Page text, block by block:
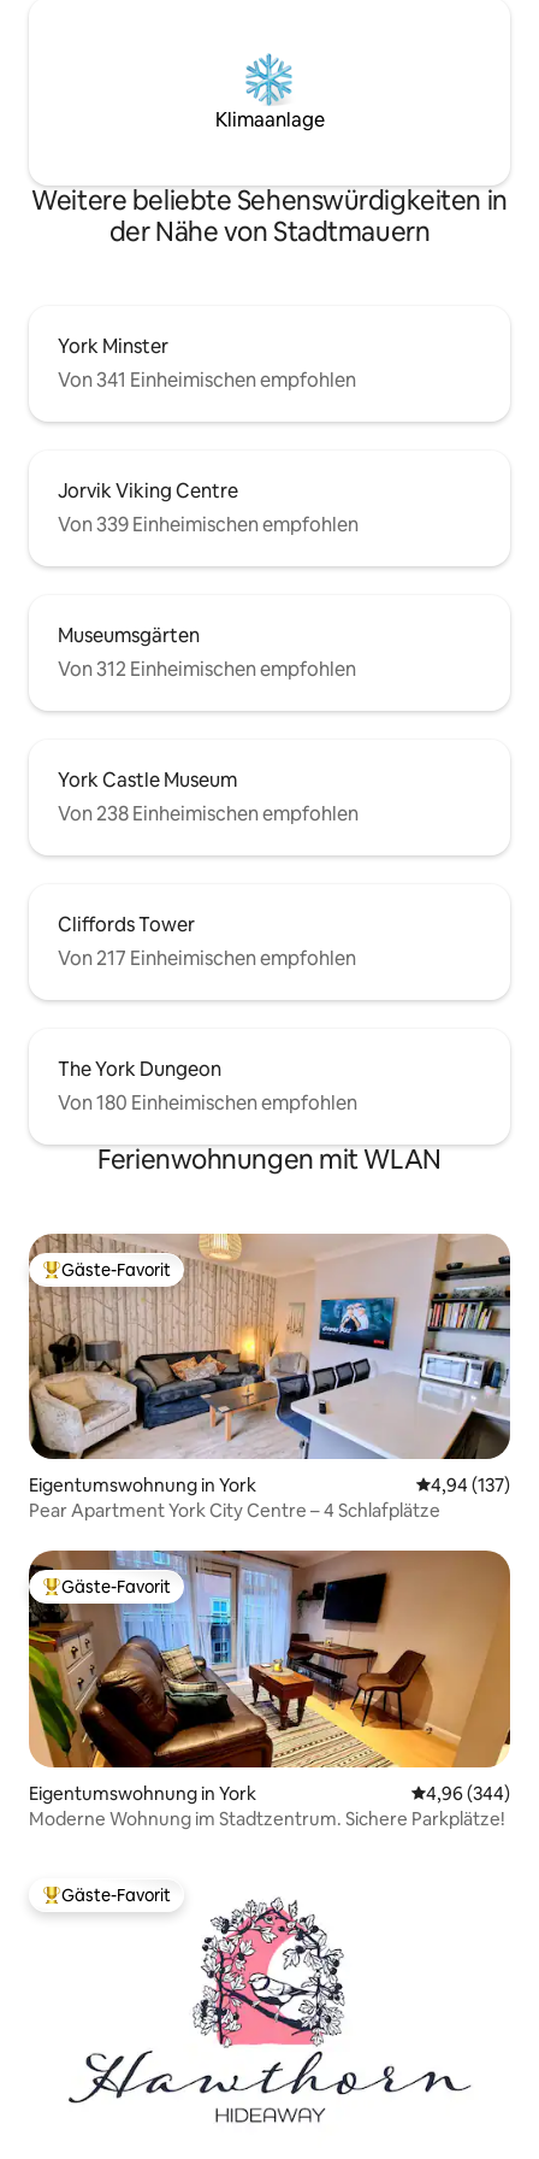
Klimaanlage
Weitere beliebte Sehenswürdigkeiten in
der Nähe von Stadtmauern
York Minster
Von 341 Einheimischen empfohlen
Jorvik Viking Centre
Von 339 Einheimischen empfohlen
Museumsgärten
Von 312 Einheimischen empfohlen
York Castle Museum
Von 238 Einheimischen empfohlen
Cliffords Tower
Von 217 Einheimischen empfohlen
The York Dungeon
Von 180 Einheimischen empfohlen
Ferienwohnungen mit WLAN
Beliebter Gäste-Favorit.
Gäste-Favorit
Eigentumswohnung in York
4,94 (137)
Pear Apartment York City Centre – 4 Schlafplätze
Beliebter Gäste-Favorit.
Gäste-Favorit
Eigentumswohnung in York
4,96 (344)
Moderne Wohnung im Stadtzentrum. Sichere Parkplätze!
Beliebter Gäste-Favorit.
Gäste-Favorit